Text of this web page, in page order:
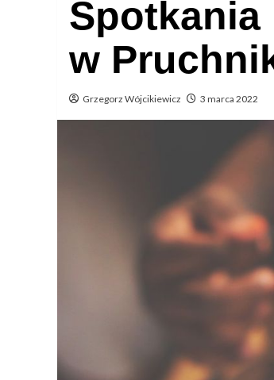
Spotkania
w
Grzegorz Wójcikiewicz 3 marca 2022